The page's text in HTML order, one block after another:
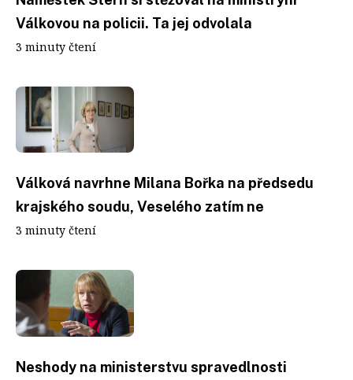
Válkovou na policii. Ta jej odvolala
3 minuty čtení
Válková navrhne Milana Bořka na předsedu
krajského soudu, Veselého zatím ne
3 minuty čtení
Neshody na ministerstvu spravedlnosti